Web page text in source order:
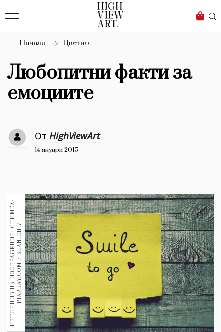
Бизнес
Мода
Dialogue
Изкуство
4340
Красота
777
Книги 1188
30+ 1970
Гурме 1710
Пътувай
237
Здраве 389
Начало Цветно
Любопитни факти за
емоциите
От HighViewArt
14 януари 2015
И
З
Т
О
Ч
Н
И
К
Н
А
И
З
О
Б
Р
А
Ж
Е
Н
И
Е
:
С
Н
И
М
К
А
:
P
I
X
A
B
A
Y
.
C
O
M
/
K
R
A
N
I
C
H
17